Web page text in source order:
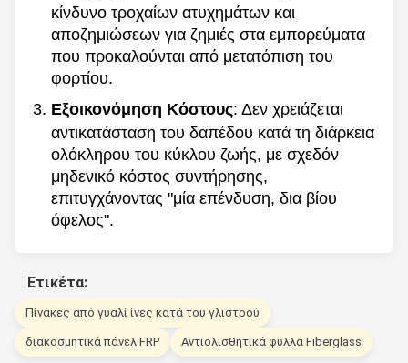
κίνδυνο τροχαίων ατυχημάτων και
αποζημιώσεων για ζημιές στα εμπορεύματα
που προκαλούνται από μετατόπιση του
φορτίου.
Εξοικονόμηση Κόστους: Δεν χρειάζεται
αντικατάσταση του δαπέδου κατά τη διάρκεια
ολόκληρου του κύκλου ζωής, με σχεδόν
μηδενικό κόστος συντήρησης,
επιτυγχάνοντας "μία επένδυση, δια βίου
όφελος".
Ετικέτα:
Πίνακες από γυαλί ίνες κατά του γλιστρού
διακοσμητικά πάνελ FRP Αντιολισθητικά φύλλα Fiberglass